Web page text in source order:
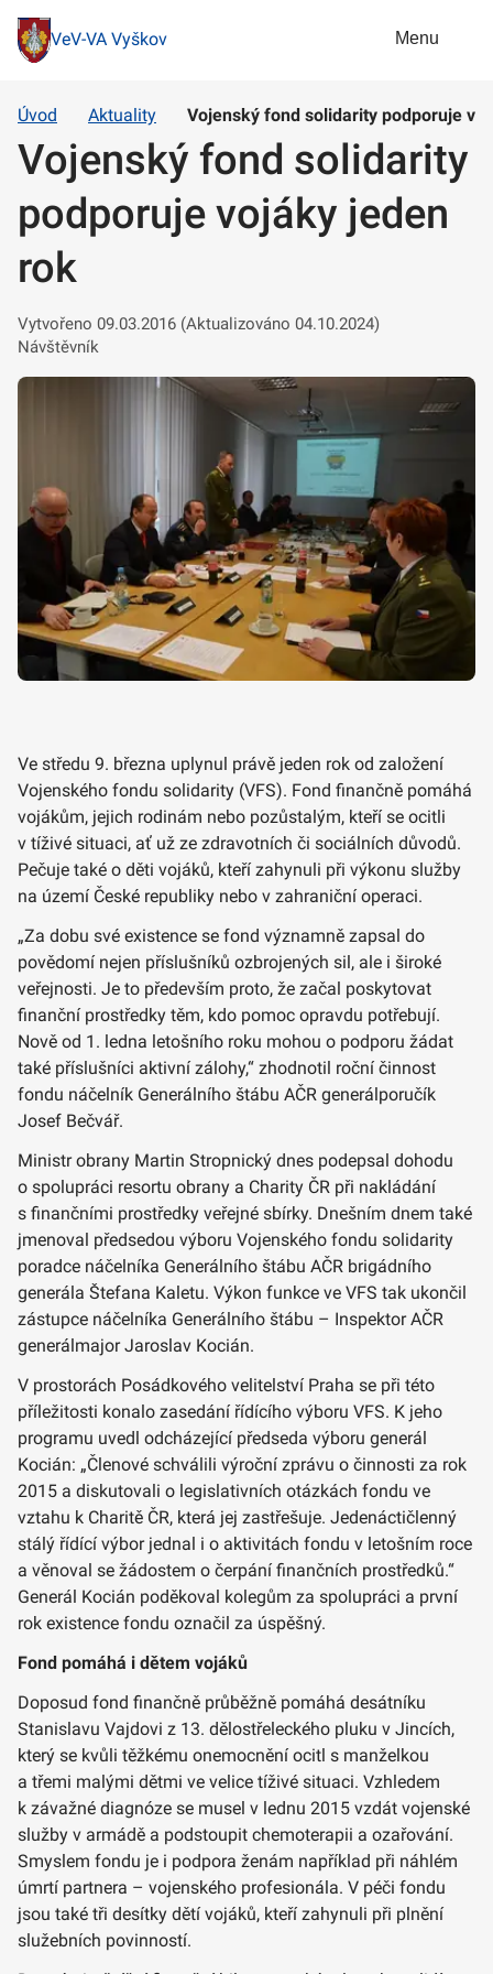
VeV-VA Vyškov Menu
Úvod Aktuality Vojenský fond solidarity podporuje
Vojenský fond solidarity
podporuje vojáky jeden
rok
Vytvořeno 09.03.2016 (Aktualizováno 04.10.2024)
Návštěvník
Ve středu 9. března uplynul právě jeden rok od založení
Vojenského fondu solidarity (VFS). Fond finančně pomáhá
vojákům, jejich rodinám nebo pozůstalým, kteří se ocitli
v tíživé situaci, ať už ze zdravotních či sociálních důvodů.
Pečuje také o děti vojáků, kteří zahynuli při výkonu služby
na území České republiky nebo v zahraniční operaci.
„Za dobu své existence se fond významně zapsal do
povědomí nejen příslušníků ozbrojených sil, ale i široké
veřejnosti. Je to především proto, že začal poskytovat
finanční prostředky těm, kdo pomoc opravdu potřebují.
Nově od 1. ledna letošního roku mohou o podporu žádat
také příslušníci aktivní zálohy,“ zhodnotil roční činnost
fondu náčelník Generálního štábu AČR generálporučík
Josef Bečvář.
Ministr obrany Martin Stropnický dnes podepsal dohodu
o spolupráci resortu obrany a Charity ČR při nakládání
s finančními prostředky veřejné sbírky. Dnešním dnem také
jmenoval předsedou výboru Vojenského fondu solidarity
poradce náčelníka Generálního štábu AČR brigádního
generála Štefana Kaletu. Výkon funkce ve VFS tak ukončil
zástupce náčelníka Generálního štábu – Inspektor AČR
generálmajor Jaroslav Kocián.
V prostorách Posádkového velitelství Praha se při této
příležitosti konalo zasedání řídícího výboru VFS. K jeho
programu uvedl odcházející předseda výboru generál
Kocián: „Členové schválili výroční zprávu o činnosti za rok
2015 a diskutovali o legislativních otázkách fondu ve
vztahu k Charitě ČR, která jej zastřešuje. Jedenáctičlenný
stálý řídící výbor jednal i o aktivitách fondu v letošním roce
a věnoval se žádostem o čerpání finančních prostředků.“
Generál Kocián poděkoval kolegům za spolupráci a první
rok existence fondu označil za úspěšný.
Fond pomáhá i dětem vojáků
Doposud fond finančně průběžně pomáhá desátníku
Stanislavu Vajdovi z 13. dělostřeleckého pluku v Jincích,
který se kvůli těžkému onemocnění ocitl s manželkou
a třemi malými dětmi ve velice tíživé situaci. Vzhledem
k závažné diagnóze se musel v lednu 2015 vzdát vojenské
služby v armádě a podstoupit chemoterapii a ozařování.
Smyslem fondu je i podpora ženám například při náhlém
úmrtí partnera – vojenského profesionála. V péči fondu
jsou také tři desítky dětí vojáků, kteří zahynuli při plnění
služebních povinností.